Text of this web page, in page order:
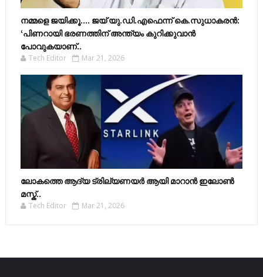
നമ്മളെ ജയിക്കൂ.... ജയ് യു.ഡി.എഫെന്ന് കെ.സുധാകരൻ:
‘പിണറായി ഭരണത്തിന് അന്ത്യം കുറിക്കുവാൻ
പോവുകയാണ്..
Tech Editor Mar 21, 2026
ലോകത്തെ ആദ്യ ട്രില്യണയർ ആയി മാറാൻ ഇലോൺ
മസ്ക്..
Tech Editor Mar 21, 2026